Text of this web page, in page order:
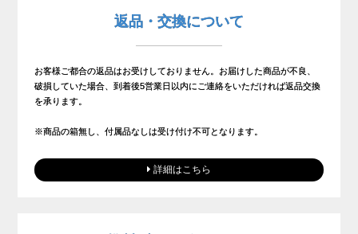
返品・交換について
お客様ご都合の返品はお受けしておりません。お届けした商品が不良、
破損していた場合、到着後5営業日以内にご連絡をいただければ返品交換
を承ります。
※商品の箱無し、付属品なしは受け付け不可となります。
詳細はこちら